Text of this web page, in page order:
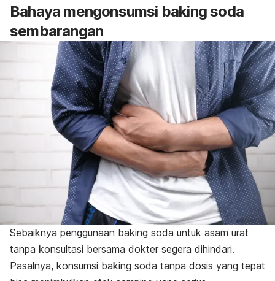
Bahaya mengonsumsi baking soda
sembarangan
Sebaiknya penggunaan baking soda untuk asam urat
tanpa konsultasi bersama dokter segera dihindari.
Pasalnya, konsumsi baking soda tanpa dosis yang tepat